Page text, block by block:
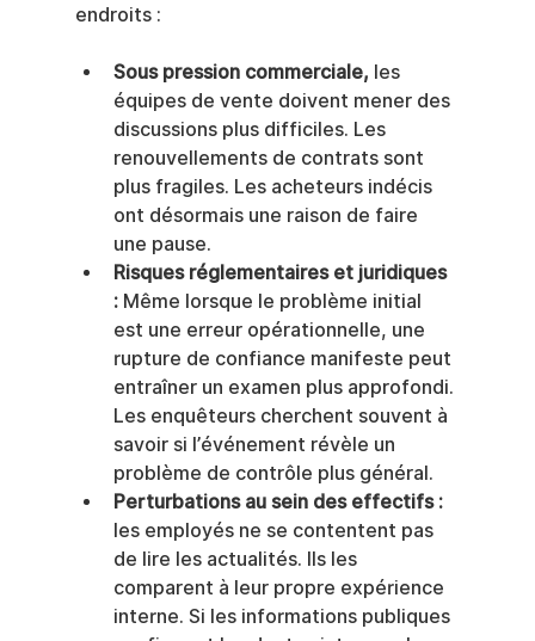
endroits :
Sous pression commerciale, les
équipes de vente doivent mener des
discussions plus difficiles. Les
renouvellements de contrats sont
plus fragiles. Les acheteurs indécis
ont désormais une raison de faire
une pause.
Risques réglementaires et juridiques
: Même lorsque le problème initial
est une erreur opérationnelle, une
rupture de confiance manifeste peut
entraîner un examen plus approfondi.
Les enquêteurs cherchent souvent à
savoir si l’événement révèle un
problème de contrôle plus général.
Perturbations au sein des effectifs :
les employés ne se contentent pas
de lire les actualités. Ils les
comparent à leur propre expérience
interne. Si les informations publiques